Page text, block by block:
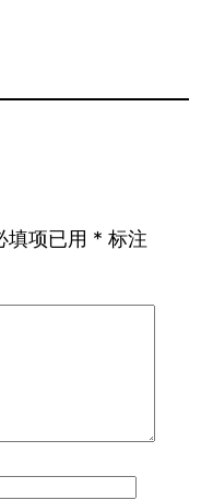
填项已用 * 标注